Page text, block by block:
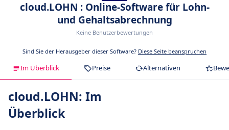
cloud.LOHN : Online-Software für Lohn-
und Gehaltsabrechnung
Keine Benutzerbewertungen
Sind Sie der Herausgeber dieser Software? Diese Seite beanspruchen
Im Überblick Preise Alternativen
cloud.LOHN: Im
Überblick